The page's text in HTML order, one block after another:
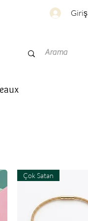
Giriş
Çok Satan